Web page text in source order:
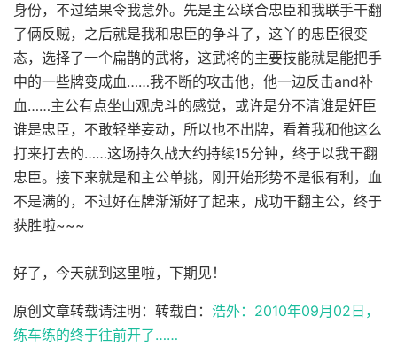
身份，不过结果令我意外。先是主公联合忠臣和我联手干翻
了俩反贼，之后就是我和忠臣的争斗了，这丫的忠臣很变
态，选择了一个扁鹊的武将，这武将的主要技能就是能把手
中的一些牌变成血……我不断的攻击他，他一边反击and补
血……主公有点坐山观虎斗的感觉，或许是分不清谁是奸臣
谁是忠臣，不敢轻举妄动，所以也不出牌，看着我和他这么
打来打去的……这场持久战大约持续15分钟，终于以我干翻
忠臣。接下来就是和主公单挑，刚开始形势不是很有利，血
不是满的，不过好在牌渐渐好了起来，成功干翻主公，终于
获胜啦~~~
好了，今天就到这里啦，下期见！
原创文章转载请注明：转载自： 浩外：2010年09月02日，
练车练的终于往前开了……